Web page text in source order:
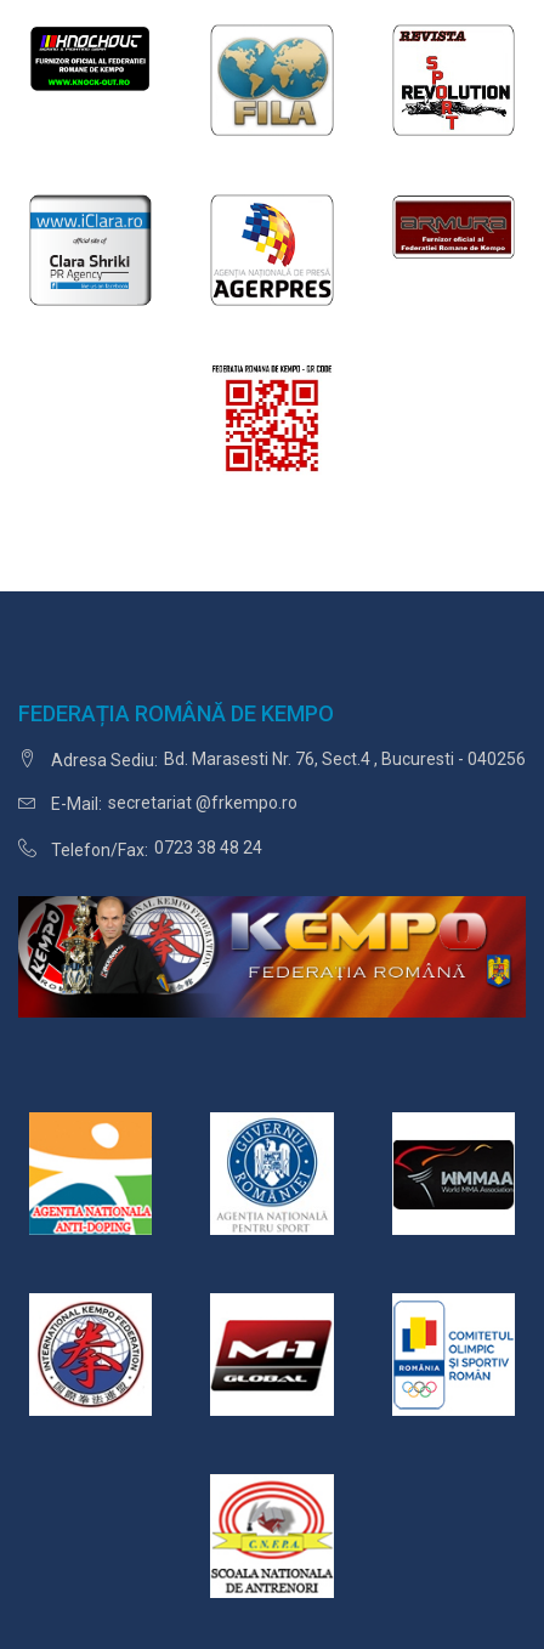
FEDERAȚIA ROMÂNĂ DE KEMPO
Adresa Sediu: Bd. Marasesti Nr. 76, Sect.4 , Bucuresti - 040256
E-Mail: secretariat @frkempo.ro
Telefon/Fax: 0723 38 48 24